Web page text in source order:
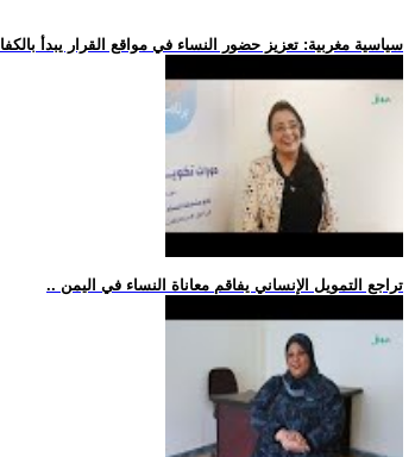
.. سياسية مغربية: تعزيز حضور النساء في مواقع القرار يبدأ بالكفا
.. تراجع التمويل الإنساني يفاقم معاناة النساء في اليمن